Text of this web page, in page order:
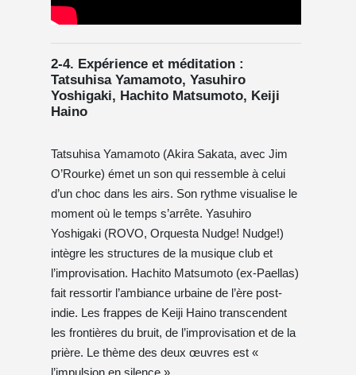
2-4. Expérience et méditation :
Tatsuhisa Yamamoto, Yasuhiro
Yoshigaki, Hachito Matsumoto, Keiji
Haino
Tatsuhisa Yamamoto (Akira Sakata, avec Jim
O’Rourke) émet un son qui ressemble à celui
d’un choc dans les airs. Son rythme visualise le
moment où le temps s’arrête. Yasuhiro
Yoshigaki (ROVO, Orquesta Nudge! Nudge!)
intègre les structures de la musique club et
l’improvisation. Hachito Matsumoto (ex-Paellas)
fait ressortir l’ambiance urbaine de l’ère post-
indie. Les frappes de Keiji Haino transcendent
les frontières du bruit, de l’improvisation et de la
prière. Le thème des deux œuvres est «
l’impulsion en silence ».